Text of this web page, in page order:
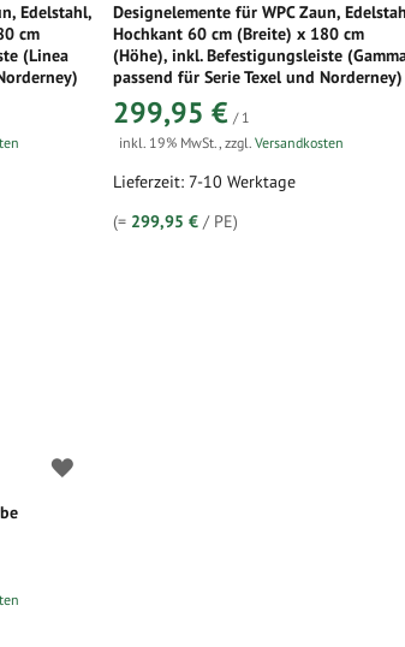
Edelstahl,
cm
(Linea
Designelemente für WPC Zaun,
Hochkant 60 cm (Breite) x 180 cm
(Höhe), inkl. Befestigungsleiste
passend für Serie Texel und Norderney)
299,95 € / 1
inkl. 19% MwSt.,zzgl.Versandkosten
Lieferzeit: 7-10 Werktage
(= 299,95 € / PE)